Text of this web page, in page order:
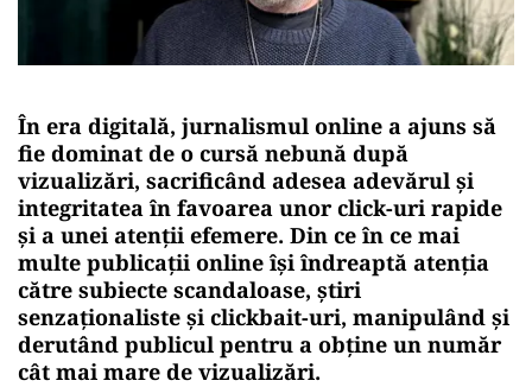
În era digitală, jurnalismul online a ajuns să
fie dominat de o cursă nebună după
vizualizări, sacrificând adesea adevărul și
integritatea în favoarea unor click-uri rapide
și a unei atenții efemere. Din ce în ce mai
multe publicații online își îndreaptă atenția
către subiecte scandaloase, știri
senzaționaliste și clickbait-uri, manipulând și
derutând publicul pentru a obține un număr
cât mai mare de vizualizări.